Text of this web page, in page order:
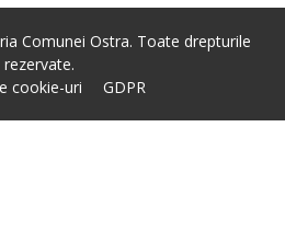
Comunei Ostra. Toate drepturile
rezervate.
cookie-uri
GDPR